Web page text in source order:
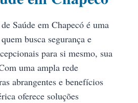
Saúde em Chapecó é uma
busca segurança e
para si mesmo, sua
uma ampla rede
abrangentes e benefícios
oferece soluções